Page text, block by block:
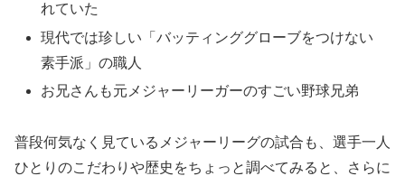
れていた
現代では珍しい「バッティンググローブをつけない
素手派」の職人
お兄さんも元メジャーリーガーのすごい野球兄弟
普段何気なく見ているメジャーリーグの試合も、選手一人
ひとりのこだわりや歴史をちょっと調べてみると、さらに